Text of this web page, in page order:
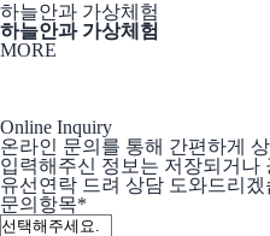
하늘안과 가상체험
하늘안과 가상체험
MORE
Online Inquiry
온라인 문의를 통해 간편하게
입력해주신 정보는 저장되거나
유선연락 드려 상담 도와드리겠
문의항목*